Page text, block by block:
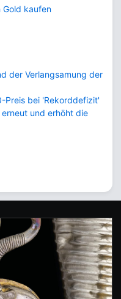
Gold kaufen
der Verlangsamung der
Preis bei 'Rekorddefizit'
und erhöht die